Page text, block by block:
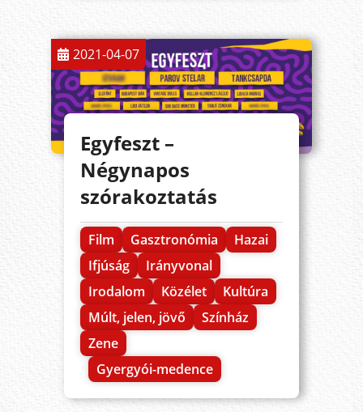
2021-04-07
Egyfeszt –
Négynapos
szórakoztatás
Film Gasztronómia
Hazai
Ifjúság
Irányvonal
Irodalom
Közélet
Kultúra
Múlt, jelen, jövő
Színház
Zene
Gyergyói-medence